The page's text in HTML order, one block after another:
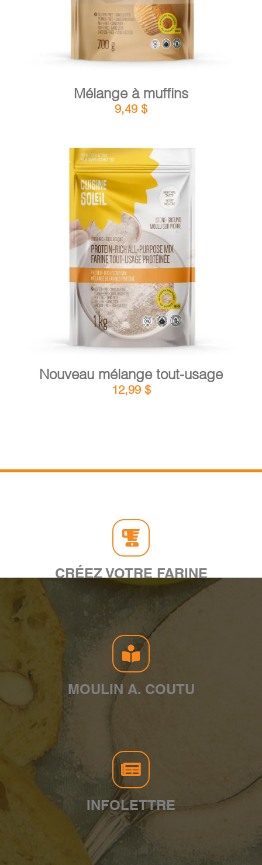
Mélange à muffins
9,49 $
AJOUTER AU PANIER / DÉTAILS
Nouveau mélange tout-usage
12,99 $
CRÉEZ VOTRE FARINE
MOULIN A. COUTU
INFOLETTRE